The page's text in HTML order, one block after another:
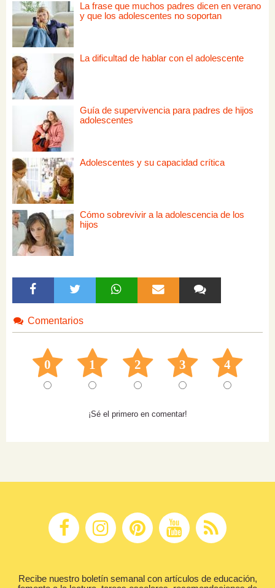
La frase que muchos padres dicen en verano
y que los adolescentes no soportan
La dificultad de hablar con el adolescente
Guía de supervivencia para padres de hijos
adolescentes
Adolescentes y su capacidad crítica
Cómo sobrevivir a la adolescencia de los
hijos
Comentarios
0 1 2 3 4
¡Sé el primero en comentar!
Recibe nuestro boletín semanal con artículos de educación,